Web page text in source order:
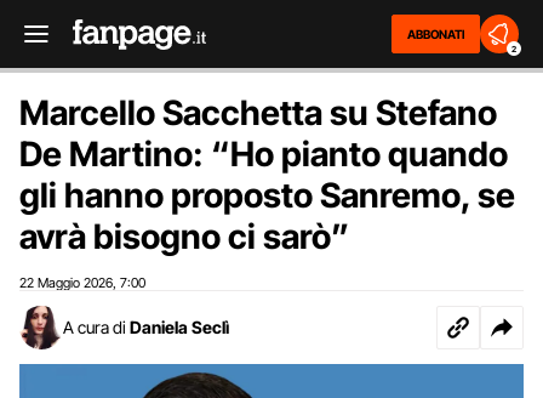
ABBONATI
2
Marcello Sacchetta su Stefano
De Martino: “Ho pianto quando
gli hanno proposto Sanremo, se
avrà bisogno ci sarò”
22 Maggio 2026 7:00
A cura di Daniela Seclì